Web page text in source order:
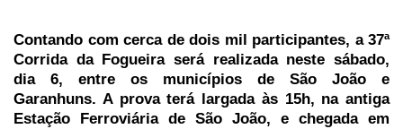
Contando com cerca de dois mil participantes, a 37ª
Corrida da Fogueira será realizada neste sábado,
dia 6, entre os municípios de São João e
Garanhuns. A prova terá largada às 15h, na antiga
Estação Ferroviária de São João, e chegada em